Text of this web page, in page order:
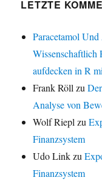
LETZTE
Paracetamol
Wissenschaftlich
aufdecken in R
Frank Röll zu
Analyse von
Wolf Riepl zu
Finanzsystem
Udo Linkzu
Finanzsystem